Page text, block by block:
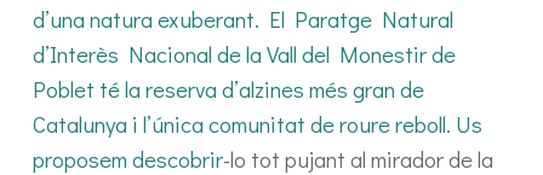
d’una natura exuberant. El Paratge Natural
d’Interès Nacional de la Vall del Monestir de
Poblet té la reserva d’alzines més gran de
Catalunya i l’única comunitat de roure reboll. Us
proposem descobrir-lo tot pujant al mirador de la